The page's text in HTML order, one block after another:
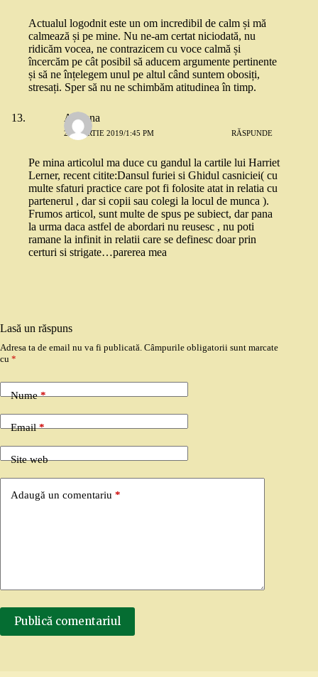
Actualul logodnit este un om incredibil de calm și mă
calmează și pe mine. Nu ne-am certat niciodată, nu
ridicăm vocea, ne contrazicem cu voce calmă și
încercăm pe cât posibil să aducem argumente pertinente
și să ne înțelegem unul pe altul când suntem obosiți,
stresați. Sper să nu ne schimbăm atitudinea în timp.
Adriana
20 MARTIE 2019/1:45 PM RĂSPUNDE
Pe mina articolul ma duce cu gandul la cartile lui Harriet
Lerner, recent citite:Dansul furiei si Ghidul casniciei( cu
multe sfaturi practice care pot fi folosite atat in relatia cu
partenerul , dar si copii sau colegi la locul de munca ).
Frumos articol, sunt multe de spus pe subiect, dar pana
la urma daca astfel de abordari nu reusesc , nu poti
ramane la infinit in relatii care se definesc doar prin
certuri si strigate…parerea mea
Lasă un răspuns
Adresa ta de email nu va fi publicată. Câmpurile obligatorii sunt marcate
cu *
Nume*
Email*
Site web
Adaugă un comentariu *
Publică comentariul